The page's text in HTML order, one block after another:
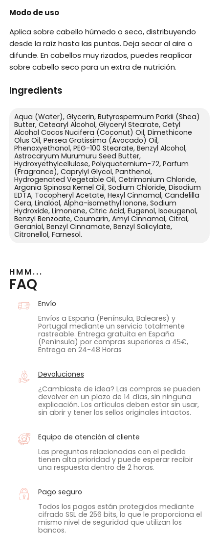
Modo de uso
Aplica sobre cabello húmedo o seco, distribuyendo
desde la raíz hasta las puntas. Deja secar al aire o
difunde. En cabellos muy rizados, puedes reaplicar
sobre cabello seco para un extra de nutrición.
Ingredients
Aqua (Water), Glycerin, Butyrospermum Parkii (Shea)
Butter, Cetearyl Alcohol, Glyceryl Stearate, Cetyl
Alcohol Cocos Nucifera (Coconut) Oil, Dimethicone
Olus Oil, Persea Gratissima (Avocado) Oil,
Phenoxyethanol, PEG-100 Stearate, Benzyl Alcohol,
Astrocaryum Murumuru Seed Butter,
Hydroxyethylcellulose, Polyquaternium-72, Parfum
(Fragrance), Caprylyl Glycol, Panthenol,
Hydrogenated Vegetable Oil, Cetrimonium Chloride,
Argania Spinosa Kernel Oil, Sodium Chloride, Disodium
EDTA, Tocopheryl Acetate, Hexyl Cinnamal, Candelilla
Cera, Linalool, Alpha-isomethyl Ionone, Sodium
Hydroxide, Limonene, Citric Acid, Eugenol, Isoeugenol,
Benzyl Benzoate, Coumarin, Amyl Cinnamal, Citral,
Geraniol, Benzyl Cinnamate, Benzyl Salicylate,
Citronellol, Farnesol.
HMM...
FAQ
Envío
Envíos a España (Península, Baleares) y
Portugal mediante un servicio totalmente
rastreable. Entrega gratuita en España
(Península) por compras superiores a 45€,
Entrega en 24-48 Horas
Devoluciones
¿Cambiaste de idea? Las compras se pueden
devolver en un plazo de 14 días, sin ninguna
explicación. Los artículos deben estar sin usar,
sin abrir y tener los sellos originales intactos.
Equipo de atención al cliente
Las preguntas relacionadas con el pedido
tienen alta prioridad y puede esperar recibir
una respuesta dentro de 2 horas.
Pago seguro
Todos los pagos están protegidos mediante
cifrado SSL de 256 bits, lo que le proporciona el
mismo nivel de seguridad que utilizan los
bancos.